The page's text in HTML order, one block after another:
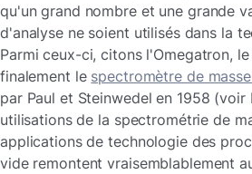
qu'un grand nombre et une grande
d'analyse ne soient utilisés dans la
Parmi ceux-ci, citons l'Omegatron,
finalement le spectromètre de
par Paul et Steinwedel en 1958 (voir
utilisations de la spectrométrie de
applications de technologie des
vide remontent vraisemblablement